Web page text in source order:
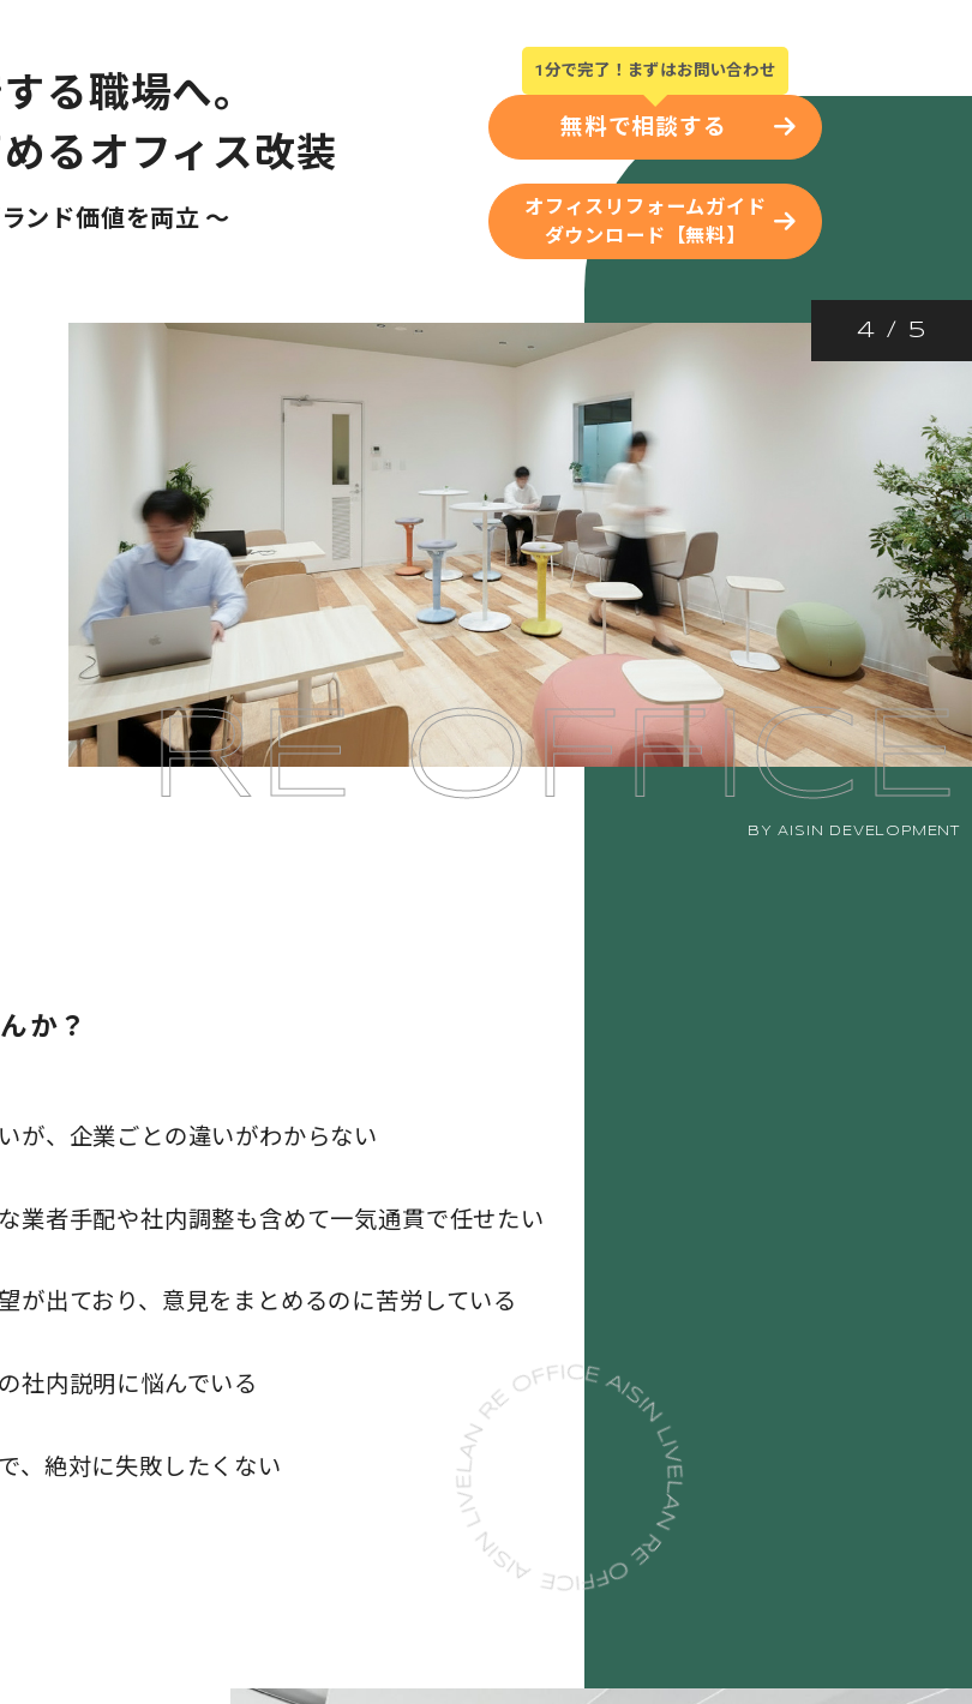
る職場へ。
るオフィス改装
ンド価値を両立
1分で完了！まずはお問い合わせ
無料で相談する
オフィスリフォームガイド
ダウンロード【無料】
RE OFFICE
BY AISIN DEVELOPMENT
4 / 5
か？
が、企業ごとの違いがわからない
業者手配や社内調整も含めて一気通貫で任せたい
が出ており、意見をまとめるのに苦労している
社内説明に悩んでいる
、絶対に失敗したくない